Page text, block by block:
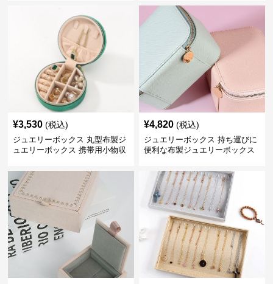
¥3,530 (税込)
ジュエリーボックス 丸型布製ジ
ュエリーボックス 携帯用小物収
¥4,820 (税込)
ジュエリーボックス 持ち運びに
便利な布製ジュエリーボックス